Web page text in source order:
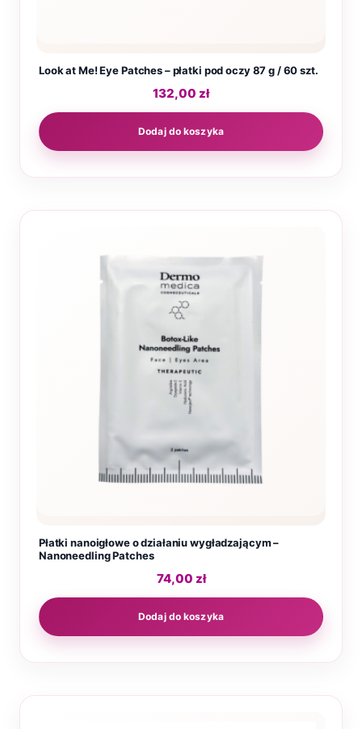
Look at Me! Eye Patches – płatki pod oczy 87 g / 60 szt.
132,00 zł
Dodaj do koszyka
Płatki nanoigłowe o działaniu wygładzającym –
Nanoneedling Patches
74,00 zł
Dodaj do koszyka